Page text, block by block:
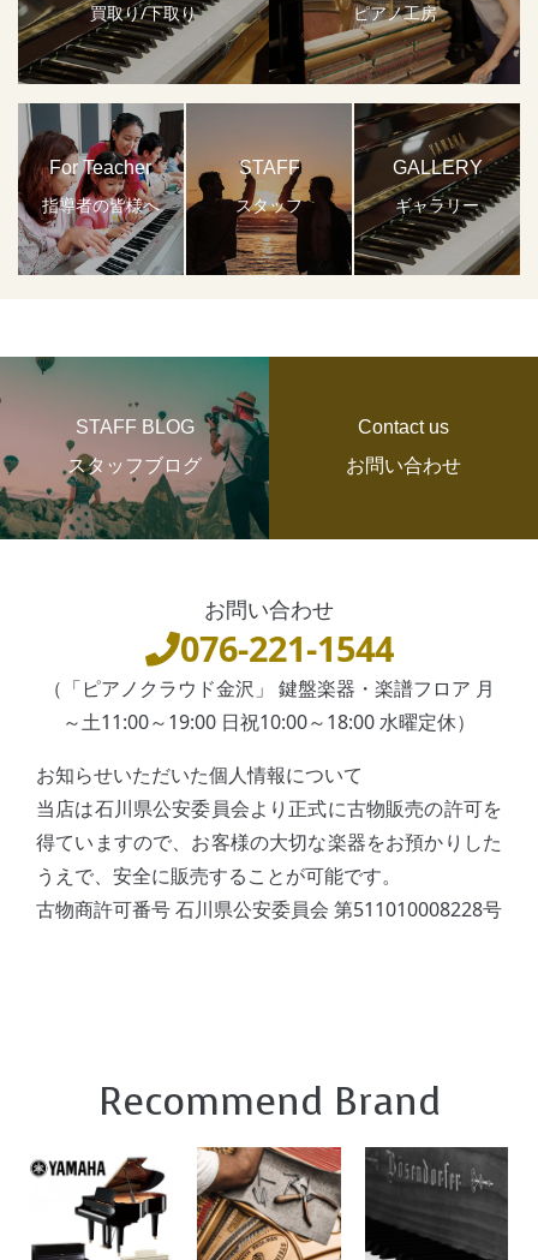
買取り/下取り ピアノ工房
For Teacher
指導者の皆様へ
STAFF
スタッフ
GALLERY
ギャラリー
STAFF BLOG
スタッフブログ
Contact us
お問い合わせ
お問い合わせ
076-221-1544
（「ピアノクラウド金沢」 鍵盤楽器・楽譜フロア 月
～土11:00～19:00 日祝10:00～18:00 水曜定休）
お知らせいただいた個人情報について
当店は石川県公安委員会より正式に古物販売の許可を
得ていますので、お客様の大切な楽器をお預かりした
うえで、安全に販売することが可能です。
古物商許可番号 石川県公安委員会 第511010008228号
Recommend Brand